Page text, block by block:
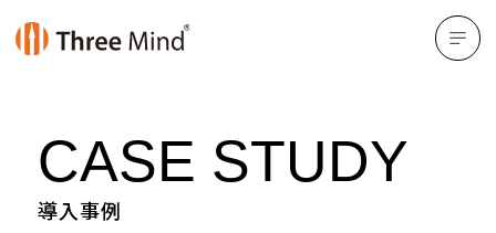
CASE STUDY
導入事例